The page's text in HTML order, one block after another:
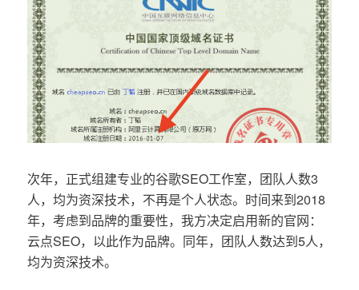
次年，正式组建专业的谷歌SEO工作室，团队人数3
人，均为资深技术，不再是个人状态。时间来到2018
年，考虑到品牌的重要性，我方决定启用新的官网：
云点SEO，以此作为品牌。同年，团队人数达到5人，
均为资深技术。